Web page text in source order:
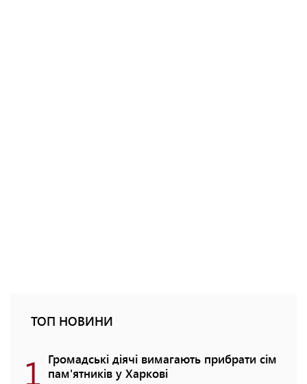
ТОП НОВИНИ
1 Громадські діячі вимагають прибрати сім
пам'ятників у Харкові